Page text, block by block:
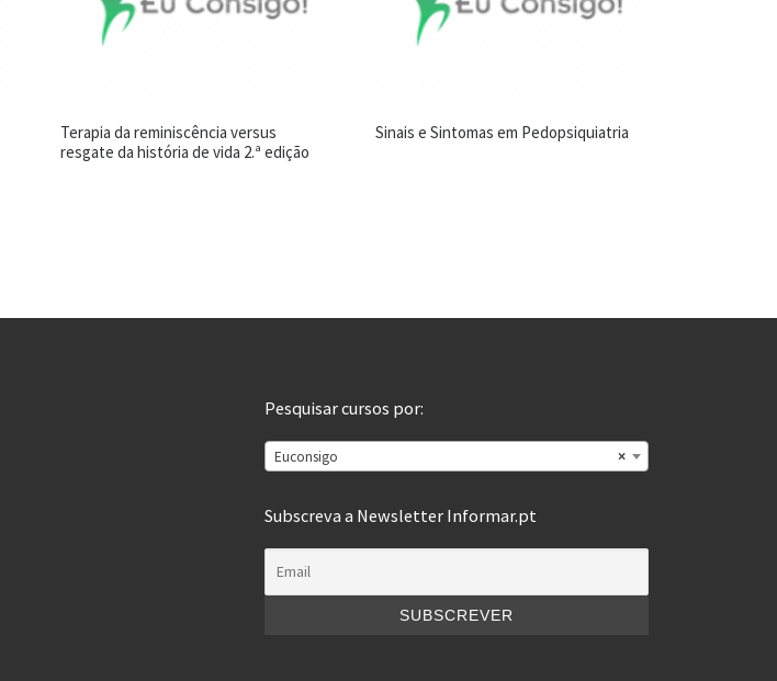
Terapia da reminiscência versus
resgate da história de vida 2.ª edição
Sinais e Sintomas em Pedopsiquiatria
Pesquisar cursos por:
×
Euconsigo
Subscreva a Newsletter Informar.pt